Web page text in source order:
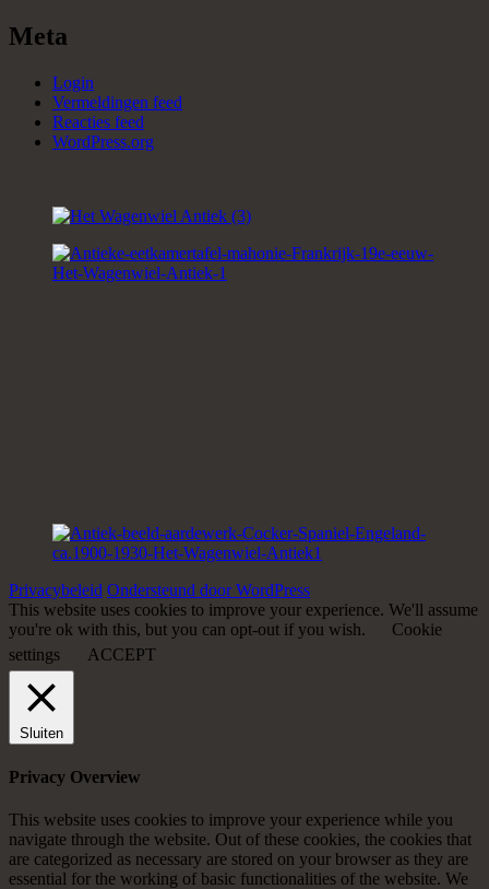
Meta
Login
Vermeldingen feed
Reacties feed
WordPress.org
Privacybeleid Ondersteund door WordPress
This website uses cookies to improve your experience. We'll assume
you're ok with this, but you can opt-out if you wish.
Cookie
settings
ACCEPT
Sluiten
Privacy Overview
This website uses cookies to improve your experience while you
navigate through the website. Out of these cookies, the cookies that
are categorized as necessary are stored on your browser as they are
essential for the working of basic functionalities of the website. We